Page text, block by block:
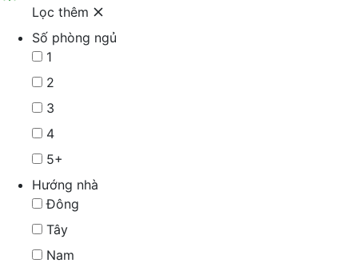
Lọc thêm
Số phòng ngủ
1
2
3
4
5+
Hướng nhà
Đông
Tây
Nam